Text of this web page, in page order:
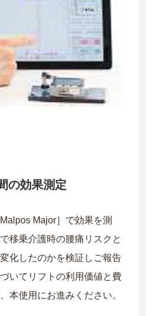
の効果測定
Major］で効果を測
移乗介護時の腰痛リスクと
化したのかを検証しご報告
いてリフトの利用価値と費
本使用にお進みください。